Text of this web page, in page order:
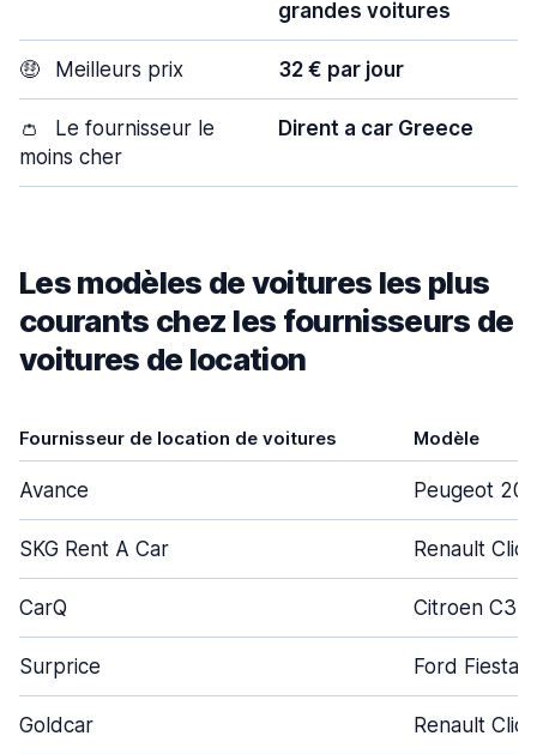
grandes voitures
🤑 Meilleurs prix 32 € par jour
👛
Le fournisseur le
moins cher
Dirent a car Greece
Les modèles de voitures les plus
courants chez les fournisseurs de
voitures de location
Fournisseur de location de voitures Modèle
Avance Peugeot 208
SKG Rent A Car Renault Clio
CarQ Citroen C3
Surprice Ford Fiesta
Goldcar Renault Clio